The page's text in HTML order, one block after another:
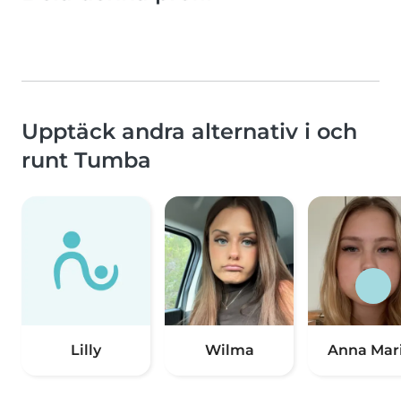
Upptäck andra alternativ i och
runt Tumba
Lilly Wilma Anna